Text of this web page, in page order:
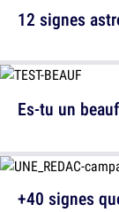
12 signes
Es-tu un
+40 signes